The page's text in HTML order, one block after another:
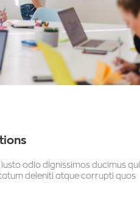
odio dignissimos ducimus qui
deleniti atque corrupti quos